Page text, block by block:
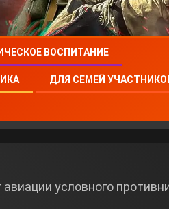
ВОСПИТАНИЕ
ДЛЯ СЕМЕЙ
условного